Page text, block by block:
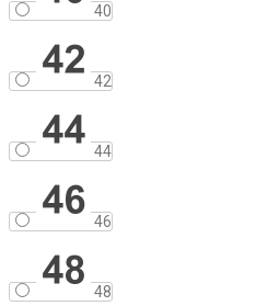
40
42
44
46
48